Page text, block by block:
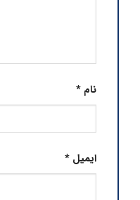
نام*
ایمیل*